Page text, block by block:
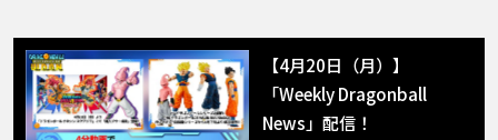
【4月20日（月）】
「Weekly Dragonball
News」配信！